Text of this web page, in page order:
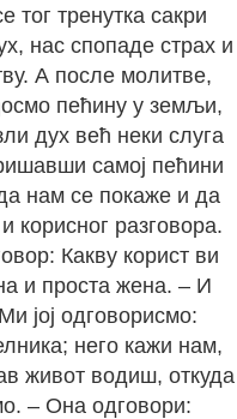
тог тренутка сакри
нас спопаде страх и
А после молитве,
пећину у земљи,
дух већ неки слуга
самој пећини
нам се покаже и да
корисног разговора.
Какву корист ви
и проста жена. – И
јој одговорисмо:
него кажи нам,
живот водиш, откуда
– Она одговори: